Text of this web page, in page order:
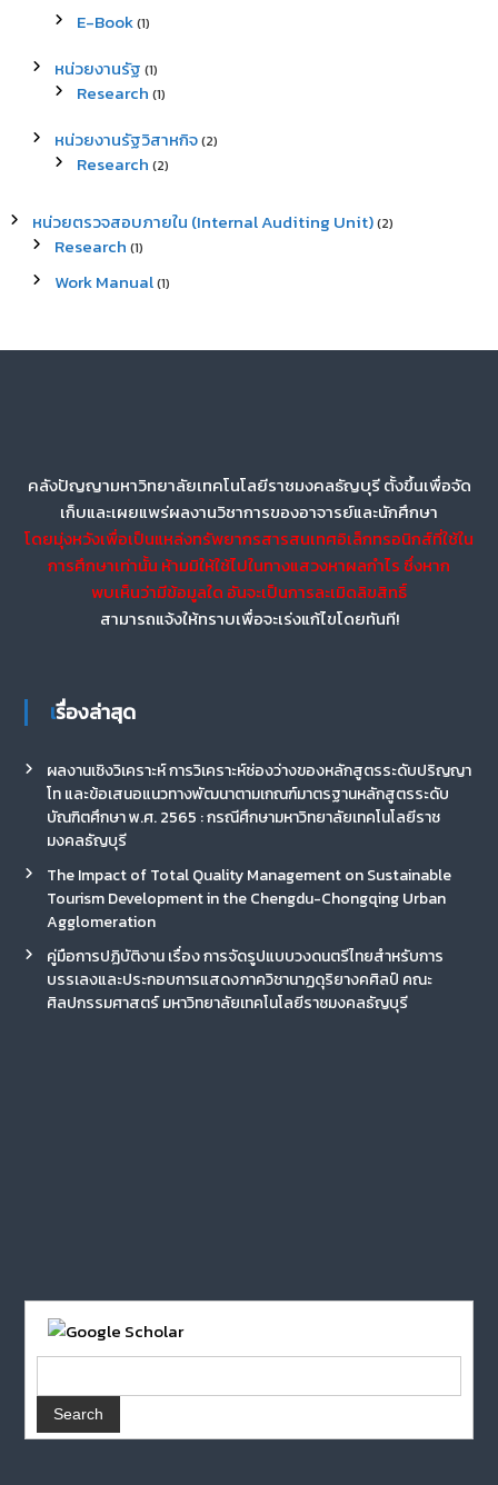
E-Book(1)
หน่วยงานรัฐ (1)
Research (1)
หน่วยงานรัฐวิสาหกิจ(2)
Research (2)
หน่วยตรวจสอบภายใน (Internal Auditing Unit)(2)
Research (1)
Work Manual(1)
คลังปัญญามหาวิทยาลัยเทคโนโลยีราชมงคลธัญบุรี ตั้งขึ้นเพื่อจัด
เก็บและเผยแพร่ผลงานวิชาการของอาจารย์และนักศึกษา
โดยมุ่งหวังเพื่อเป็นแหล่งทรัพยากรสารสนเทศอิเล็กทรอนิกส์ที่ใช้ใน
การศึกษาเท่านั้น ห้ามมิให้ใช้ไปในทางแสวงหาผลกำไร ซึ่งหาก
พบเห็นว่ามีข้อมูลใด อันจะเป็นการละเมิดลิขสิทธิ์
สามารถแจ้งให้ทราบเพื่อจะเร่งแก้ไขโดยทันที!
เรื่องล่าสุด
ผลงานเชิงวิเคราะห์ การวิเคราะห์ช่องว่างของหลักสูตรระดับปริญญา
โท และข้อเสนอแนวทางพัฒนาตามเกณฑ์มาตรฐานหลักสูตรระดับ
บัณฑิตศึกษา พ.ศ. 2565 : กรณีศึกษามหาวิทยาลัยเทคโนโลยีราช
มงคลธัญบุรี
The Impact of Total Quality Management on Sustainable
Tourism Development in the Chengdu-Chongqing Urban
Agglomeration
คู่มือการปฏิบัติงาน เรื่อง การจัดรูปแบบวงดนตรีไทยสำหรับการ
บรรเลงและประกอบการแสดงภาควิชานาฏดุริยางคศิลป์ คณะ
ศิลปกรรมศาสตร์ มหาวิทยาลัยเทคโนโลยีราชมงคลธัญบุรี